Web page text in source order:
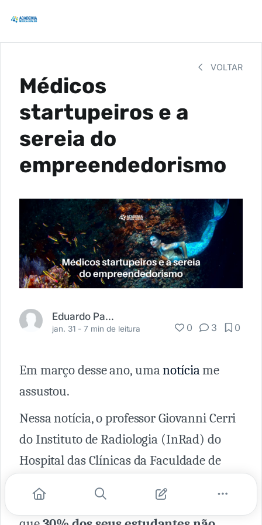
VOLTAR
Médicos
startupeiros e a
sereia do
empreendedorismo
Eduardo Pavarino
jan. 31 -7 min de leitura 0 3 0
Em março desse ano, umanotíciame
assustou.
Nessa notícia, o professor Giovanni Cerri
do Instituto de Radiologia (InRad) do
Hospital das Clínicas da Faculdade de
entrevistado e, em uma de suas falas, diz